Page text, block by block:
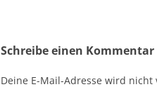
Schreibe einen Kommentar
Deine E-Mail-Adresse wird